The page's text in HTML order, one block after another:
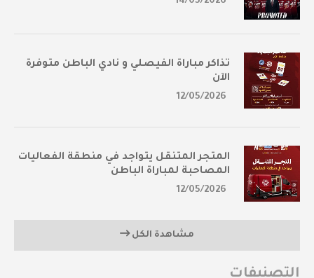
تذاكر مباراة الفيصلي و نادي الباطن متوفرة
الآن
12/05/2026
المتجر المتنقل يتواجد في منطقة الفعاليات
المصاحبة لمباراة الباطن
12/05/2026
مشاهدة الكل
التصنيفات